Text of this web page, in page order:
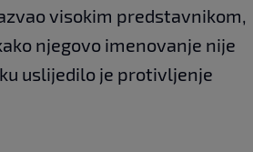
visokim predstavnikom,
njegovo imenovanje nije
uslijedilo je protivljenje